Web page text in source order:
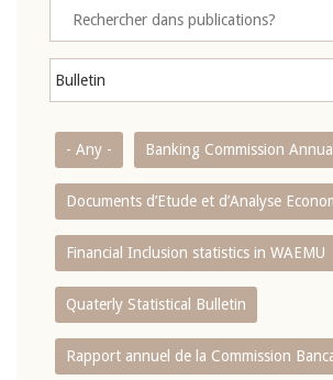
- Any - Banking Commission
Documents d’Etude et d’Analyse
Financial Inclusion statistics in WAEMU
Quaterly Statistical Bulletin
Rapport annuel de la Commission